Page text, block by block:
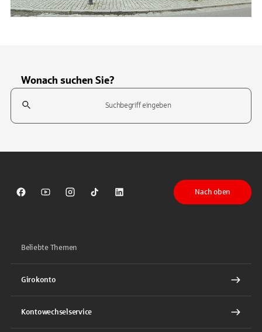
Wonach suchen Sie?
Suchfeld
Sparkasse auf Facebook
Sparkasse auf Youtube
Sparkasse auf Instagram
Sparkasse auf TikTok
Sparkasse auf LinkedIn
Nach oben
Beliebte Themen
Girokonto
Kontowechselservice